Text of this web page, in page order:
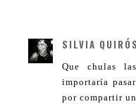
SILVIA QUIRÓS
Que chulas
importaría
por compartir